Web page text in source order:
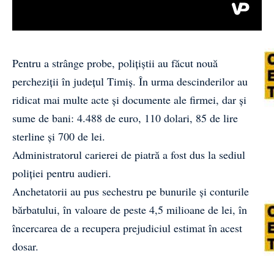
Pentru a strânge probe, polițiștii au făcut nouă
percheziții în județul Timiș. În urma descinderilor au
ridicat mai multe acte și documente ale firmei, dar și
sume de bani: 4.488 de euro, 110 dolari, 85 de lire
sterline și 700 de lei.
Administratorul carierei de piatră a fost dus la sediul
poliției pentru audieri.
Anchetatorii au pus sechestru pe bunurile și conturile
bărbatului, în valoare de peste 4,5 milioane de lei, în
încercarea de a recupera prejudiciul estimat în acest
dosar.